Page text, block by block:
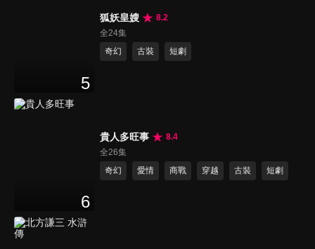
5
狐妖皇嫂
8.2
全24集
奇幻
古裝 短劇
6
貴人多旺事
8.4
全26集
奇幻
愛情 商戰 穿越 古裝 短劇